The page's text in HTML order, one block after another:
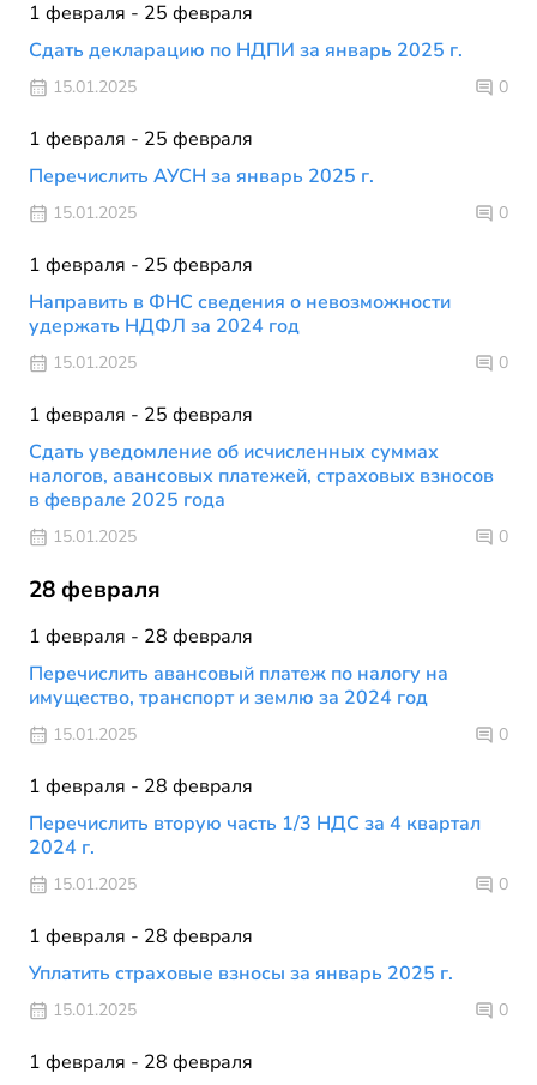
1 февраля - 25 февраля
Сдать декларацию по НДПИ за январь 2025 г.
15.01.2025 0
1 февраля - 25 февраля
Перечислить АУСН за январь 2025 г.
15.01.2025 0
1 февраля - 25 февраля
Направить в ФНС сведения о невозможности
удержать НДФЛ за 2024 год
15.01.2025 0
1 февраля - 25 февраля
Сдать уведомление об исчисленных суммах
налогов, авансовых платежей, страховых взносов
в феврале 2025 года
15.01.2025 0
28 февраля
1 февраля - 28 февраля
Перечислить авансовый платеж по налогу на
имущество, транспорт и землю за 2024 год
15.01.2025 0
1 февраля - 28 февраля
Перечислить вторую часть 1/3 НДС за 4 квартал
2024 г.
15.01.2025 0
1 февраля - 28 февраля
Уплатить страховые взносы за январь 2025 г.
15.01.2025 0
1 февраля - 28 февраля